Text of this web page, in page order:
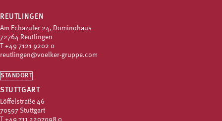
REUTLINGEN
Am Echazufer 24, Dominohaus
72764 Reutlingen
T +49 7121 9202 0
reutlingen@voelker-gruppe.com
STANDORT
STUTTGART
Löffelstraße 46
70597 Stuttgart